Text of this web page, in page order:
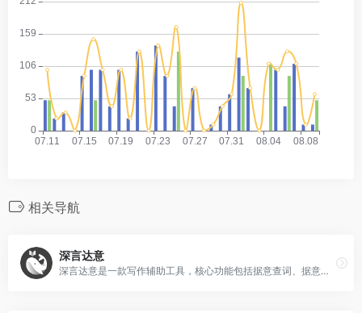
相关导航
深言达意
深言达意是一款写作辅助工具，核心功能包括据意查词、据意查句。根据模糊的描述，找到贴切的词语和名言佳句，支持汉英双语。